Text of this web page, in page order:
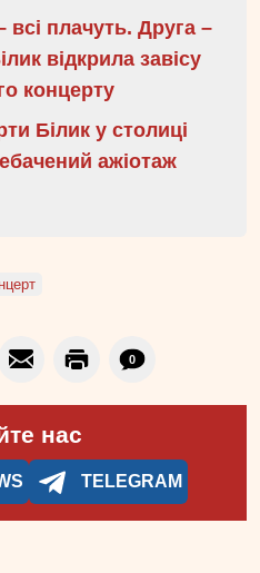
плачуть. Друга –
відкрила завісу
концерту
Білик у столиці
ажіотаж
0
нас
TELEGRAM